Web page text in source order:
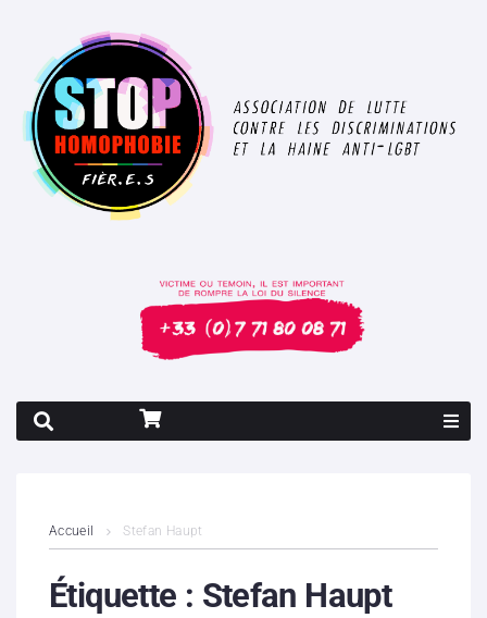
Contenus litigieux
Accueil Stefan Haupt
Étiquette : Stefan Haupt